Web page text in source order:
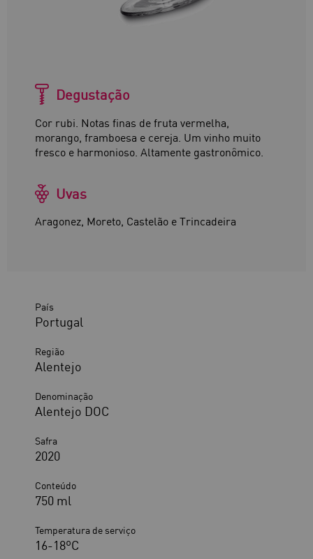
Degustação
Cor rubi. Notas finas de fruta vermelha,
morango, framboesa e cereja. Um vinho muito
fresco e harmonioso. Altamente gastronômico.
Uvas
Aragonez, Moreto, Castelão e Trincadeira
País
Portugal
Região
Alentejo
Denominação
Alentejo DOC
Safra
2020
Conteúdo
750 ml
Temperatura de serviço
16-18ºC